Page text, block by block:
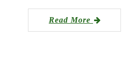
Read More